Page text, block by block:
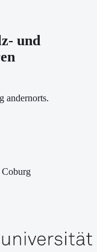
und
andernorts.
Coburg